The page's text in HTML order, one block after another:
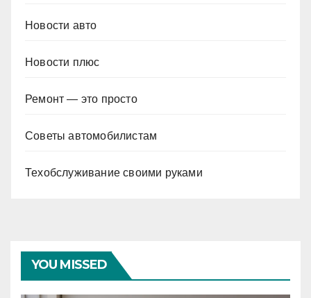
Новости авто
Новости плюс
Ремонт — это просто
Советы автомобилистам
Техобслуживание своими руками
YOU MISSED